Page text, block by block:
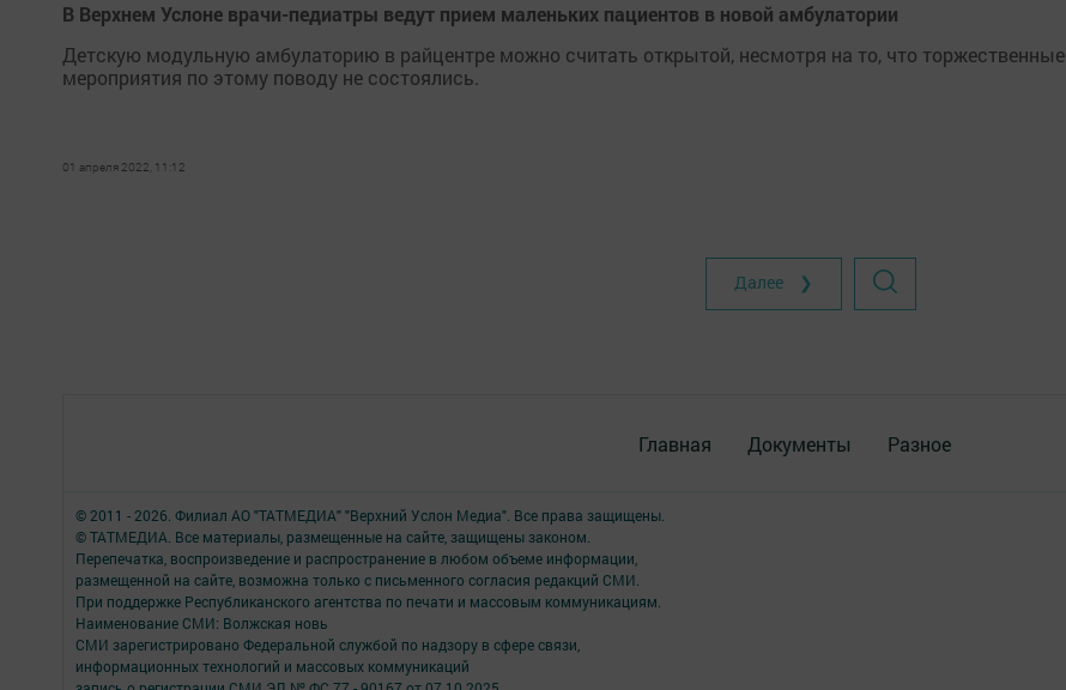
В Верхнем Услоне врачи-педиатры ведут прием маленьких пациентов в новой амбулатории
Детскую модульную амбулаторию в райцентре можно считать открытой, несмотря на то, что торжественные
мероприятия по этому поводу не состоялись.
01 апреля 2022, 11:12
Далее ❯
Главная Документы Разное
© 2011 - 2026. Филиал АО "ТАТМЕДИА" "Верхний Услон Медиа". Все права защищены.
© ТАТМЕДИА. Все материалы, размещенные на сайте, защищены законом.
Перепечатка, воспроизведение и распространение в любом объеме информации,
размещенной на сайте, возможна только с письменного согласия редакций СМИ.
При поддержке Республиканского агентства по печати и массовым коммуникациям.
Наименование СМИ: Волжская новь
СМИ зарегистрировано Федеральной службой по надзору в сфере связи,
информационных технологий и массовых коммуникаций